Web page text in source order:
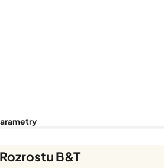
B&T
przechowywania Składanej